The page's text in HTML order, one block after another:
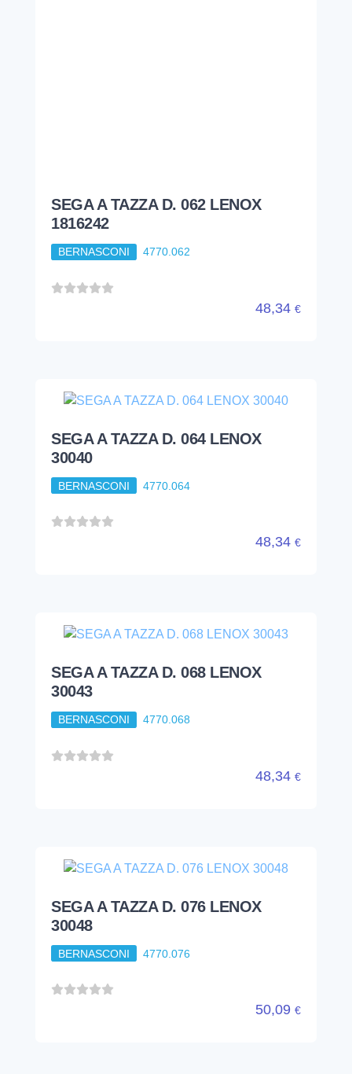
SEGA A TAZZA D. 062 LENOX
1816242
BERNASCONI 4770.062
48,34 €
SEGA A TAZZA D. 064 LENOX
30040
BERNASCONI 4770.064
48,34 €
SEGA A TAZZA D. 068 LENOX
30043
BERNASCONI 4770.068
48,34 €
SEGA A TAZZA D. 076 LENOX
30048
BERNASCONI 4770.076
50,09 €